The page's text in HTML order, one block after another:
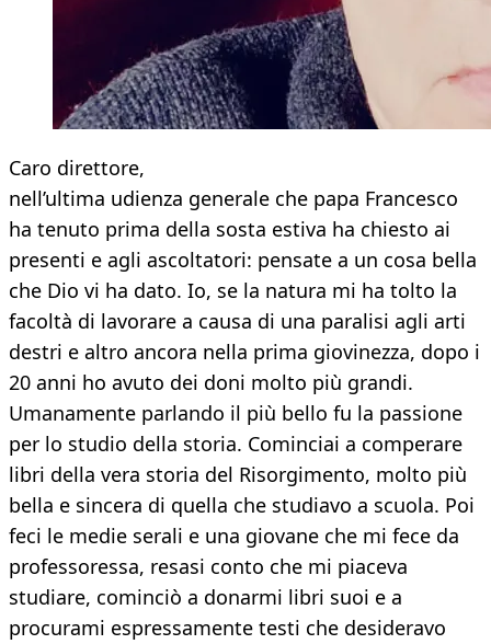
Caro direttore,
nell’ultima udienza generale che papa Francesco
ha tenuto prima della sosta estiva ha chiesto ai
presenti e agli ascoltatori: pensate a un cosa bella
che Dio vi ha dato. Io, se la natura mi ha tolto la
facoltà di lavorare a causa di una paralisi agli arti
destri e altro ancora nella prima giovinezza, dopo i
20 anni ho avuto dei doni molto più grandi.
Umanamente parlando il più bello fu la passione
per lo studio della storia. Cominciai a comperare
libri della vera storia del Risorgimento, molto più
bella e sincera di quella che studiavo a scuola. Poi
feci le medie serali e una giovane che mi fece da
professoressa, resasi conto che mi piaceva
studiare, cominciò a donarmi libri suoi e a
procurami espressamente testi che desideravo